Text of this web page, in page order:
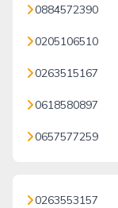
0884572390
0205106510
0263515167
0618580897
0657577259
0263553157